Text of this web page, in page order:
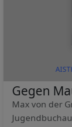
Gegen
Max von der